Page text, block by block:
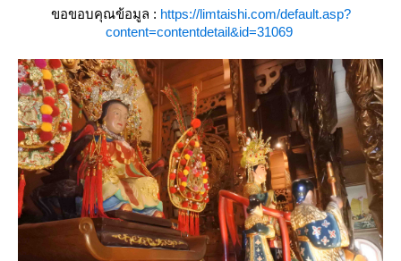
ขอขอบคุณข้อมูล : https://limtaishi.com/default.asp?
content=contentdetail&id=31069